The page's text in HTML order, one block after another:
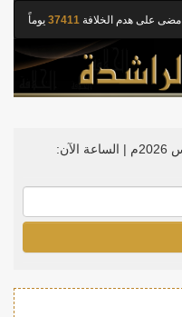
مضى على هدم الخلافة 37411 يوماً
الساعة الآن: